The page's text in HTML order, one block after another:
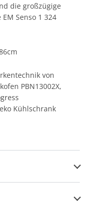
die großzügige
Senso 1 324
von
PBN13002X,
Kühlschrank